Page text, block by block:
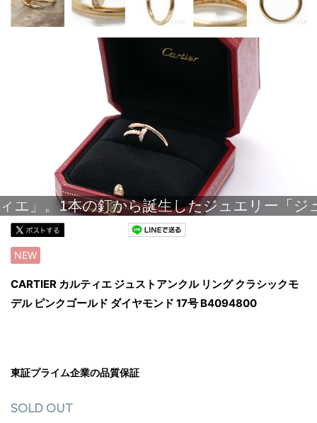
NEW
CARTIER カルティエ ジュストアンクル リング クラシックモ
デル ピンクゴールド ダイヤモンド 17号 B4094800
東証プライム企業の品質保証
SOLD OUT